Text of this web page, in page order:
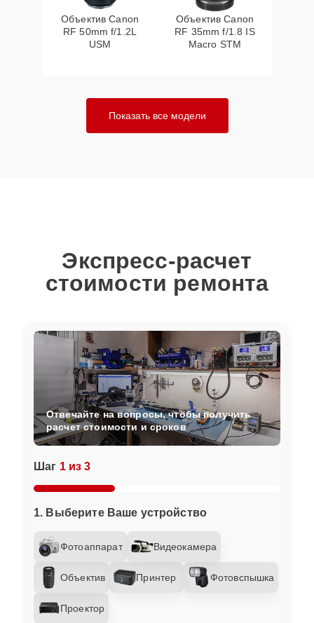
Объектив Canon
RF 50mm f/1.2L
USM
Объектив Canon
RF 35mm f/1.8 IS
Macro STM
Показать все модели
Экспресс-расчет
стоимости ремонта
Шаг 1 из 3
1. Выберите Ваше устройство
Фотоаппарат Видеокамера
Объектив Принтер Фотовспышка
Проектор
Отвечайте на вопросы, чтобы получить
расчет стоимости и сроков